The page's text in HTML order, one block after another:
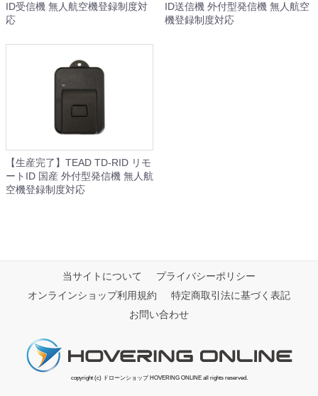
ID受信機 無人航空機登録制度対
応
ID送信機 外付型発信機 無人航空
機登録制度対応
【生産完了】TEAD TD-RID リモ
ートID 国産 外付型発信機 無人航
空機登録制度対応
当サイトについて
プライバシーポリシー
オンラインショップ利用規約
特定商取引法に基づく表記
お問い合わせ
copyright (c) ドローンショップ HOVERING ONLINE all rights reserved.